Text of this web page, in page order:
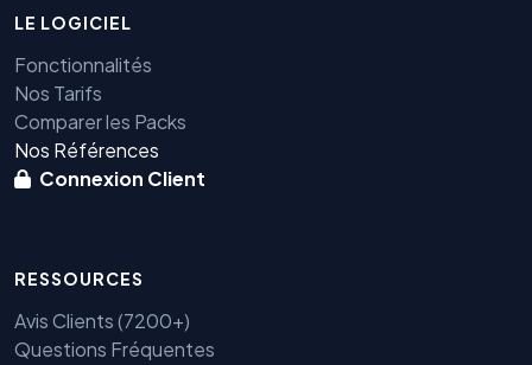
LE LOGICIEL
Fonctionnalités
Nos Tarifs
Comparer les Packs
Nos Références
Connexion Client
RESSOURCES
Avis Clients (7200+)
Questions Fréquentes